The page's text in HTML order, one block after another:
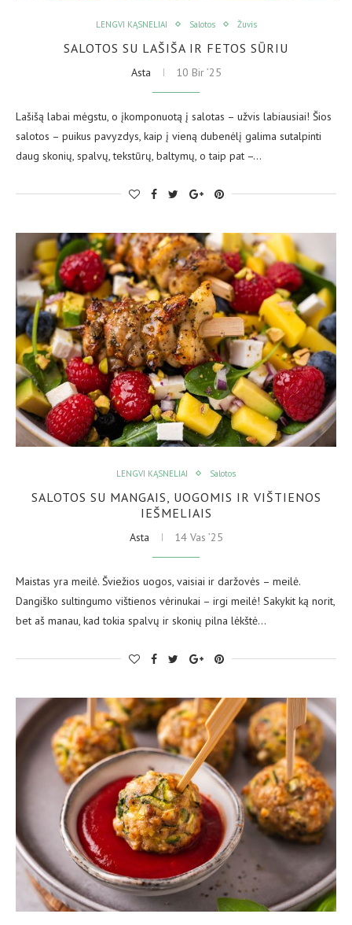
LENGVI KĄSNELIAI Salotos Žuvis
SALOTOS SU LAŠIŠA IR FETOS SŪRIU
Asta 10 Bir ’25
Lašišą labai mėgstu, o įkomponuotą į salotas – užvis labiausiai! Šios
salotos – puikus pavyzdys, kaip į vieną dubenėlį galima sutalpinti
daug skonių, spalvų, tekstūrų, baltymų, o taip pat –…
LENGVI KĄSNELIAI Salotos
SALOTOS SU MANGAIS, UOGOMIS IR VIŠTIENOS
IEŠMELIAIS
Asta 14 Vas ’25
Maistas yra meilė. Šviežios uogos, vaisiai ir daržovės – meilė.
Dangiško sultingumo vištienos vėrinukai – irgi meilė! Sakykit ką norit,
bet aš manau, kad tokia spalvų ir skonių pilna lėkštė…